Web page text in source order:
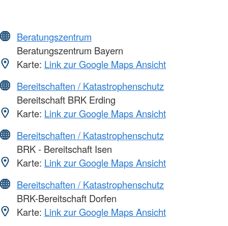
Beratungszentrum
Beratungszentrum Bayern
Karte: Link zur Google Maps Ansicht
Bereitschaften / Katastrophenschutz
Bereitschaft BRK Erding
Karte: Link zur Google Maps Ansicht
Bereitschaften / Katastrophenschutz
BRK - Bereitschaft Isen
Karte: Link zur Google Maps Ansicht
Bereitschaften / Katastrophenschutz
BRK-Bereitschaft Dorfen
Karte: Link zur Google Maps Ansicht